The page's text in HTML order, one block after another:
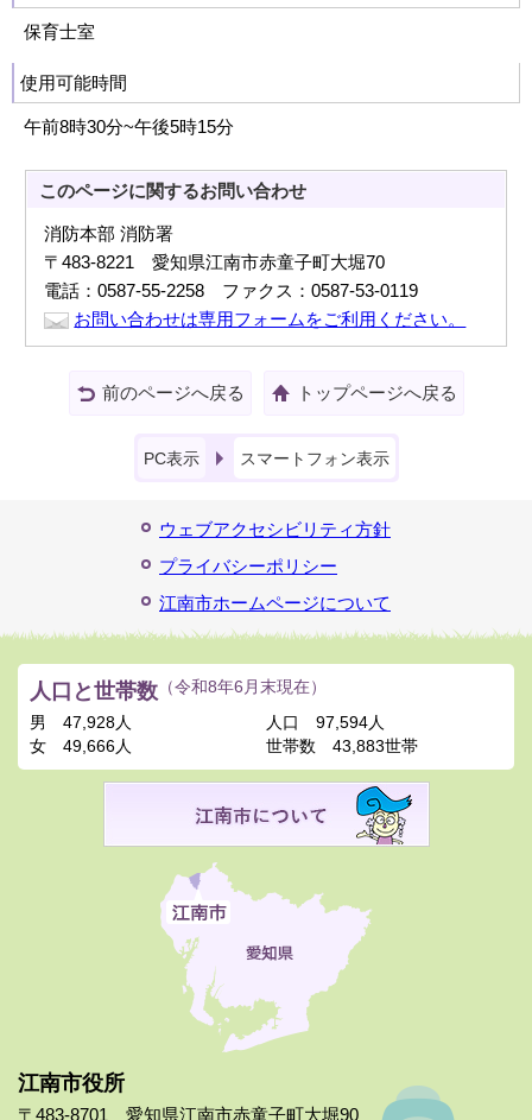
保育士室
使用可能時間
午前8時30分~午後5時15分
このページに関するお問い合わせ
消防本部 消防署
〒483-8221 愛知県江南市赤童子町大堀70
電話：0587-55-2258 ファクス：0587-53-0119
お問い合わせは専用フォームをご利用ください。
前のページへ戻る トップページへ戻る
PC表示 スマートフォン表示
ウェブアクセシビリティ方針
プライバシーポリシー
江南市ホームページについて
江南市役所
〒483-8701 愛知県江南市赤童子町大堀90
人口と世帯数 （令和8年6月末現在）
男
47,928人
女
49,666人
人口
97,594人
世帯数
43,883世帯